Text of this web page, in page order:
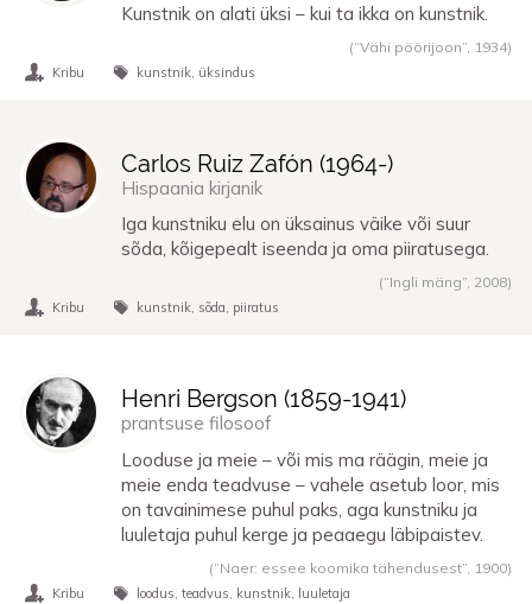
Kunstnik on alati üksi – kui ta ikka on kunstnik.
(“Vähi pöörijoon”, 1934)
Kribu kunstnik üksindus
Carlos Ruiz Zafón (1964-)
Hispaania kirjanik
Iga kunstniku elu on üksainus väike või suur
sõda, kõigepealt iseenda ja oma piiratusega.
(“Ingli mäng”, 2008)
Kribu kunstnik sõda piiratus
Henri Bergson (1859-1941)
prantsuse filosoof
Looduse ja meie – või mis ma räägin, meie ja
meie enda teadvuse – vahele asetub loor, mis
on tavainimese puhul paks, aga kunstniku ja
luuletaja puhul kerge ja peaaegu läbipaistev.
(“Naer: essee koomika tähendusest”, 1900)
Kribu loodus teadvus kunstnik luuletaja